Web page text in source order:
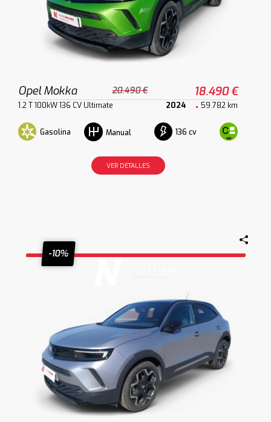
Opel Mokka 20.490 € 18.490 €
1.2 T 100kW 136 CV Ultimate 2024 59.782 km
Gasolina Manual 136 cv
VER DETALLES
-10%